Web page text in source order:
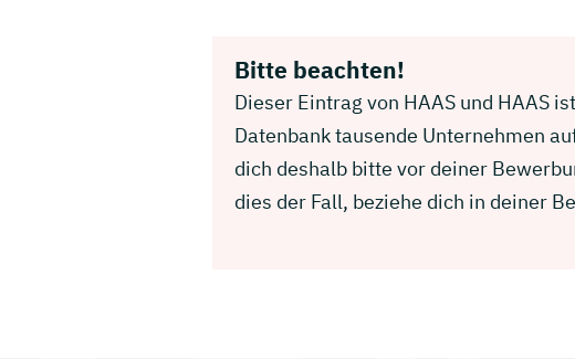
Bitte beachten!
Dieser Eintrag von HAAS und HAAS
Datenbank tausende Unternehmen
dich deshalb bitte vor deiner
dies der Fall, beziehe dich in deiner